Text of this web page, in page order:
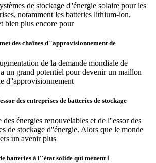
de stockage d''énergie solaire pour les
notamment les batteries lithium-ion,
bien plus encore pour
des chaînes d''approvisionnement de
de la demande mondiale de
un grand potentiel pour devenir un maillon
d''approvisionnement
des entreprises de batteries de stockage
énergies renouvelables et de l''essor des
de stockage d''énergie. Alors que le monde
un avenir plus
batteries à l''état solide qui mènent l